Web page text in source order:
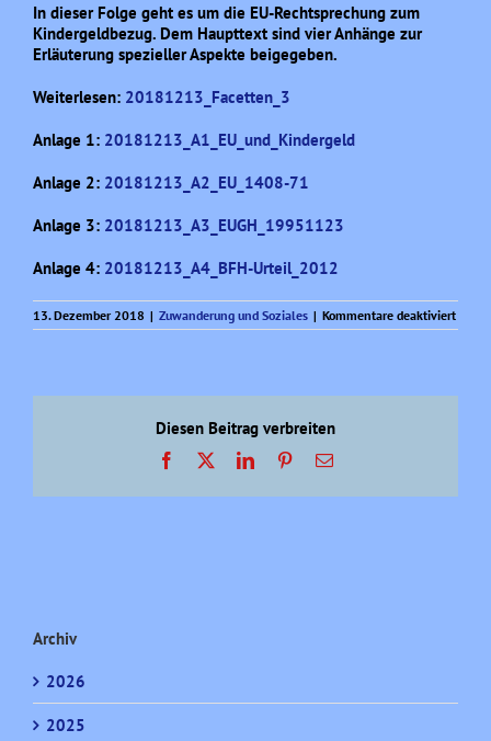
In dieser Folge geht es um die EU-Rechtsprechung zum
Kindergeldbezug. Dem Haupttext sind vier Anhänge zur
Erläuterung spezieller Aspekte beigegeben.
Weiterlesen: 20181213_Facetten_3
Anlage 1: 20181213_A1_EU_und_Kindergeld
Anlage 2: 20181213_A2_EU_1408-71
Anlage 3: 20181213_A3_EUGH_19951123
Anlage 4: 20181213_A4_BFH-Urteil_2012
13. Dezember 2018 | Zuwanderung und Soziales | Kommentare deaktiviertfür
Diesen Beitrag verbreiten
Facebook LinkedInPinterest
E-
Archiv
2026
2025